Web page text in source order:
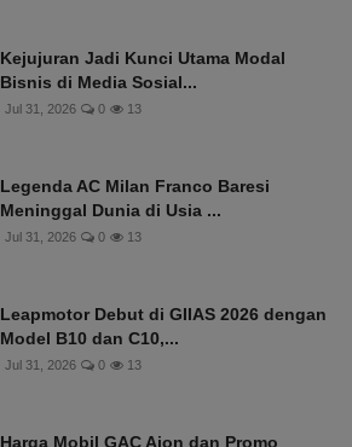
Kejujuran Jadi Kunci Utama Modal
Bisnis di Media Sosial...
Jul 31, 2026 0 13
Legenda AC Milan Franco Baresi
Meninggal Dunia di Usia ...
Jul 31, 2026 0 13
Leapmotor Debut di GIIAS 2026 dengan
Model B10 dan C10,...
Jul 31, 2026 0 13
Harga Mobil GAC Aion dan Promo